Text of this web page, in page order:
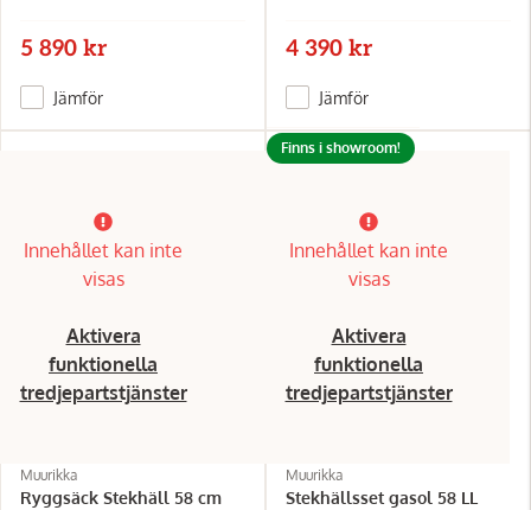
5 890 kr
Jämför
4 390 kr
Jämför
Innehållet kan inte
visas
Aktivera
funktionella
tredjepartstjänster
Muurikka
Ryggsäck Stekhäll 58 cm
Innehållet kan inte
visas
Aktivera
funktionella
tredjepartstjänster
Muurikka
Stekhällsset gasol 58 LL
Finns i showroom!